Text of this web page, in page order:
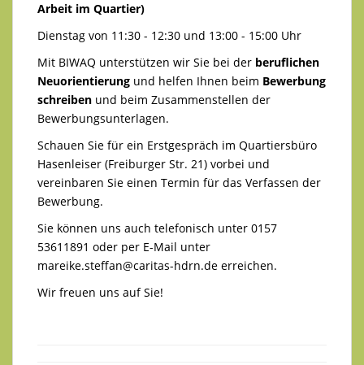
Arbeit im Quartier)
Dienstag von 11:30 - 12:30 und 13:00 - 15:00 Uhr
Mit BIWAQ unterstützen wir Sie bei der beruflichen
Neuorientierung und helfen Ihnen beim Bewerbung
schreiben und beim Zusammenstellen der
Bewerbungsunterlagen.
Schauen Sie für ein Erstgespräch im Quartiersbüro
Hasenleiser (Freiburger Str. 21) vorbei und
vereinbaren Sie einen Termin für das Verfassen der
Bewerbung.
Sie können uns auch telefonisch unter 0157
53611891 oder per E-Mail unter
mareike.steffan@caritas-hdrn.de erreichen.
Wir freuen uns auf Sie!